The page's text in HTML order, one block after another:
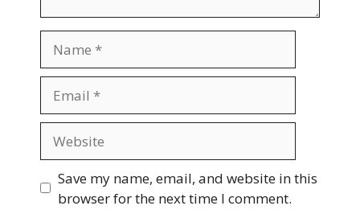
Save my name, email, and website in this
browser for the next time I comment.